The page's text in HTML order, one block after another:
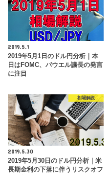
2019.5.1
2019年5月1日のドル円分析｜本
日はFOMC、パウエル議長の発言
に注目
相場解説
2019.5.30
2019年5月30日のドル円分析｜米
長期金利の下落に伴うリスクオフ